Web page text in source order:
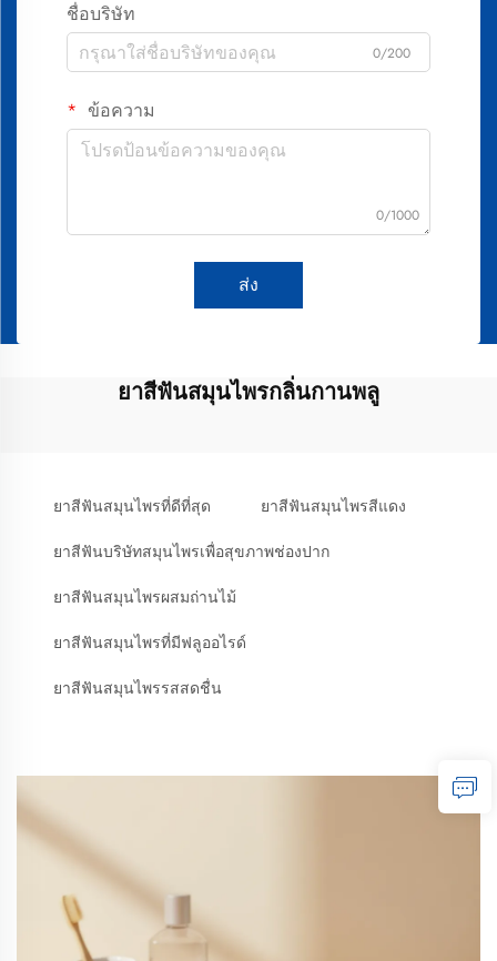
ชื่อบริษัท
0/200
ข้อความ
0/1000
ส่ง
ยาสีฟันสมุนไพรกลิ่นกานพลู
ยาสีฟันสมุนไพรที่ดีที่สุด ยาสีฟันสมุนไพรสีแดง
ยาสีฟันบริษัทสมุนไพรเพื่อสุขภาพช่องปาก
ยาสีฟันสมุนไพรผสมถ่านไม้
ยาสีฟันสมุนไพรที่มีฟลูออไรด์
ยาสีฟันสมุนไพรรสสดชื่น